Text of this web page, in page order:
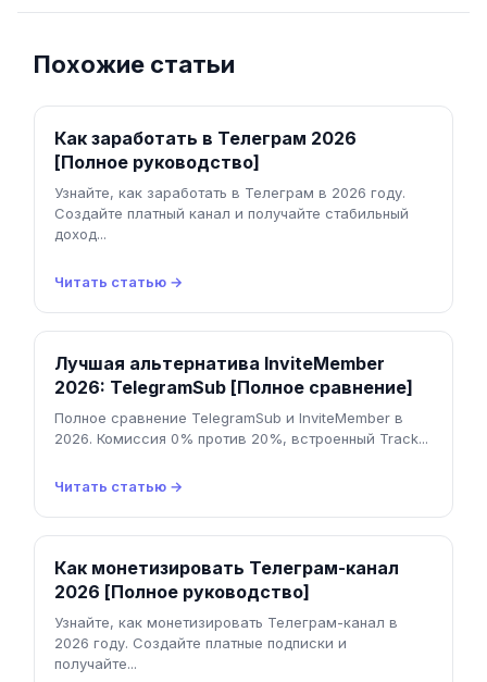
Похожие статьи
Как заработать в Телеграм 2026
[Полное руководство]
Узнайте, как заработать в Телеграм в 2026 году.
Создайте платный канал и получайте стабильный
доход...
Читать статью →
Лучшая альтернатива InviteMember
2026: TelegramSub [Полное сравнение]
Полное сравнение TelegramSub и InviteMember в
2026. Комиссия 0% против 20%, встроенный Track...
Читать статью →
Как монетизировать Телеграм-канал
2026 [Полное руководство]
Узнайте, как монетизировать Телеграм-канал в
2026 году. Создайте платные подписки и
получайте...